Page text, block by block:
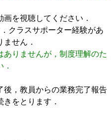
を視聴してください．
クラスサポーター経験があ
せん．
ありませんが，制度理解のた
後，教員からの業務完了報告
をとります．